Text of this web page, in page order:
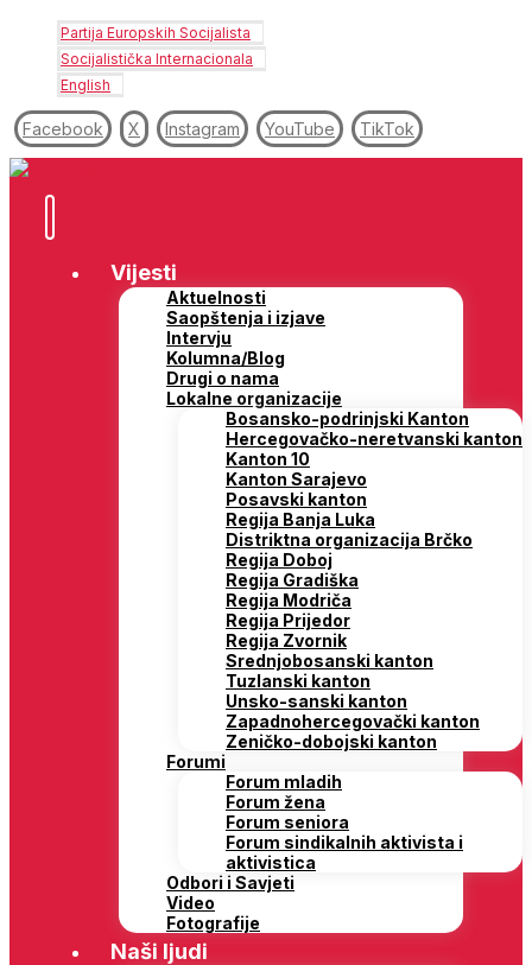
Partija Europskih Socijalista
Socijalistička Internacionala
English
Facebook X Instagram YouTube TikTok
Vijesti
Aktuelnosti
Saopštenja i izjave
Intervju
Kolumna/Blog
Drugi o nama
Lokalne organizacije
Bosansko-podrinjski Kanton
Hercegovačko-neretvanski kanton
Kanton 10
Kanton Sarajevo
Posavski kanton
Regija Banja Luka
Distriktna organizacija Brčko
Regija Doboj
Regija Gradiška
Regija Modriča
Regija Prijedor
Regija Zvornik
Srednjobosanski kanton
Tuzlanski kanton
Unsko-sanski kanton
Zapadnohercegovački kanton
Zeničko-dobojski kanton
Forumi
Forum mladih
Forum žena
Forum seniora
Forum sindikalnih aktivista i
aktivistica
Odbori i Savjeti
Video
Fotografije
Naši ljudi